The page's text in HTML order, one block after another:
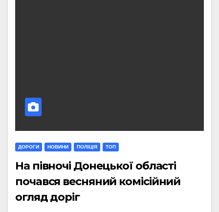
ДОРОГИ НОВИНИ ПОЛІЦІЯ ТОП
На півночі Донецької області
почався весняний комісійний
огляд доріг